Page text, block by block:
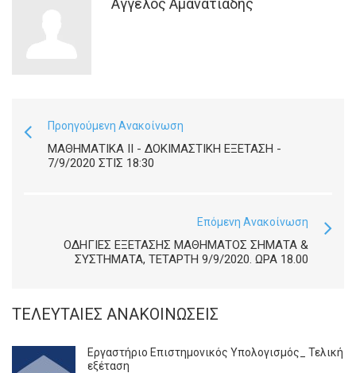
Άγγελος Αμανατιάδης
Προηγούμενη Ανακοίνωση
ΜΑΘΗΜΑΤΙΚΆ ΙΙ - ΔΟΚΙΜΑΣΤΙΚΉ ΕΞΈΤΑΣΗ -
7/9/2020 ΣΤΙΣ 18:30
Επόμενη Ανακοίνωση
ΟΔΗΓΊΕΣ ΕΞΈΤΑΣΗΣ ΜΑΘΉΜΑΤΟΣ ΣΉΜΑΤΑ &
ΣΥΣΤΉΜΑΤΑ, ΤΕΤΆΡΤΗ 9/9/2020. ΏΡΑ 18.00
ΤΕΛΕΥΤΑΊΕΣ ΑΝΑΚΟΙΝΏΣΕΙΣ
Εργαστήριο Επιστημονικός Υπολογισμός_ Τελική
εξέταση